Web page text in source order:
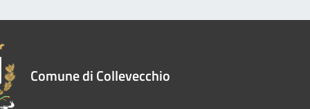
Comune di Collevecchio